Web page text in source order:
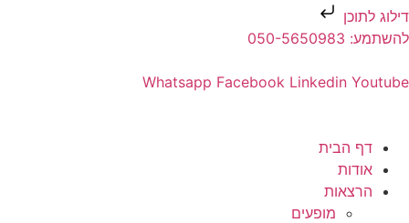
דילוג לתוכן
להשתמע: 050-5650983
Whatsapp Facebook Linkedin Youtube
דף הבית
אודות
הרצאות
מופעים